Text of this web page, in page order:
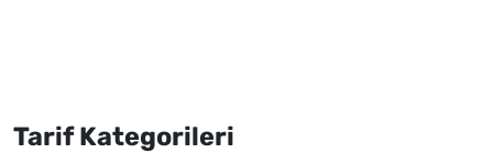
Tarif Kategorileri